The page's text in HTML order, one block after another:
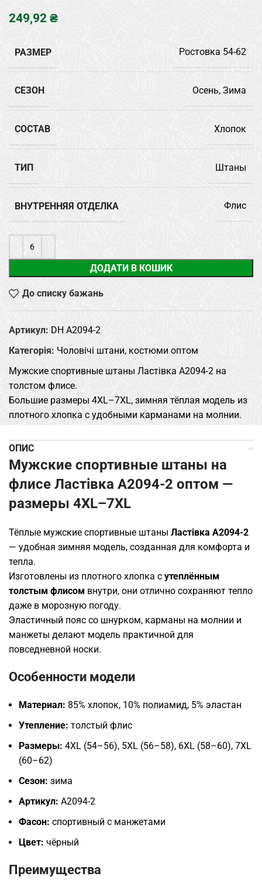
₴
РАЗМЕР Ростовка 54-62
СЕЗОН Осень, Зима
СОСТАВ Хлопок
ТИП Штаны
ВНУТРЕННЯЯ ОТДЕЛКА Флис
ДОДАТИ В КОШИК
До списку бажань
Артикул: DH A2094-2
Категорія: Чоловічі штани, костюми оптом
Мужские спортивные штаны Ластівка A2094-2 на
толстом флисе.
Большие размеры 4XL–7XL, зимняя тёплая модель из
плотного хлопка с удобными карманами на молнии.
ОПИС
Мужские спортивные штаны на
флисе Ластівка A2094-2 оптом —
размеры 4XL–7XL
Тёплые мужские спортивные штаны Ластівка A2094-2
— удобная зимняя модель, созданная для комфорта и
тепла.
Изготовлены из плотного хлопка с утеплённым
толстым флисом внутри, они отлично сохраняют тепло
даже в морозную погоду.
Эластичный пояс со шнурком, карманы на молнии и
манжеты делают модель практичной для
повседневной носки.
Особенности модели
Материал: 85% хлопок, 10% полиамид, 5% эластан
Утепление: толстый флис
Размеры: 4XL (54–56), 5XL (56–58), 6XL (58–60), 7XL
(60–62)
Сезон: зима
Артикул: A2094-2
Фасон: спортивный с манжетами
Цвет: чёрный
Преимущества